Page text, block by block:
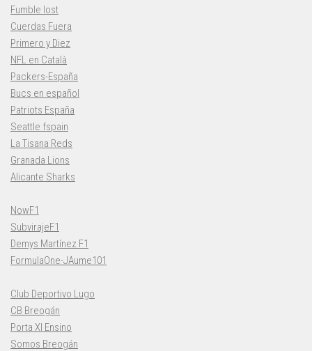
Fumble lost
Cuerdas Fuera
Primero y Diez
NFL en Català
Packers-España
Bucs en español
Patriots España
Seattle fspain
La Tisana Reds
Granada Lions
Alicante Sharks
NowF1
SubvirajeF1
Demys Martínez F1
FormulaOne-JAume101
Club Deportivo Lugo
CB Breogán
Porta XI Ensino
Somos Breogán